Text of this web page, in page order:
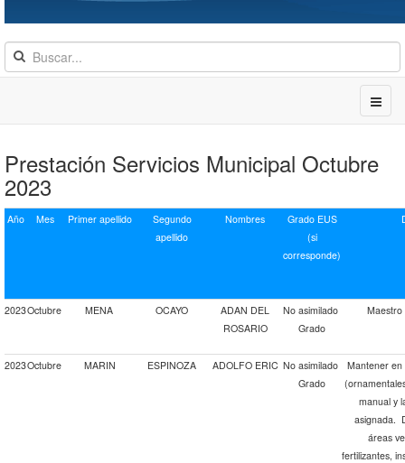
Prestación Servicios Municipal Octubre
2023
Año Mes Primer apellido
Segundo
apellido
Nombres
Grado EUS
(si
corresponde)
2023Octubre MENA OCAYO
ADAN DEL
ROSARIO
No asimilado
Grado
Maestro
2023Octubre MARIN ESPINOZA ADOLFO ERIC No asimilado
Grado
Mantener en
manual y
asignada.
áreas
fertilizantes,